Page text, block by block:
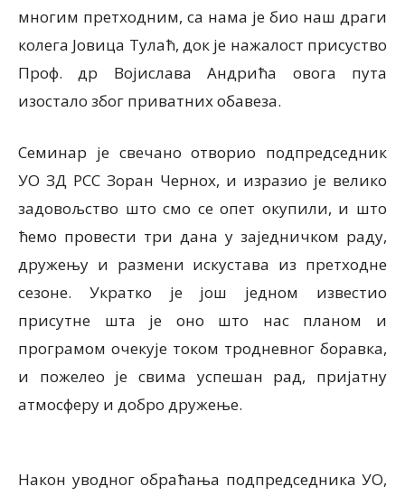
многим претходним, са нама је био наш драги
колега Јовица Тулаћ, док је нажалост присуство
Проф. др Војислава Андрића овога пута
изостало због приватних обавеза.
Семинар је свечано отворио подпредседник
УО ЗД РСС Зоран Чернох, и изразио је велико
задовољство што смо се опет окупили, и што
ћемо провести три дана у заједничком раду,
дружењу и размени искустава из претходне
сезоне. Укратко је још једном известио
присутне шта је оно што нас планом и
програмом очекује током тродневног боравка,
и пожелео је свима успешан рад, пријатну
атмосферу и добро дружење.
Након уводног обраћања подпредседника УО,